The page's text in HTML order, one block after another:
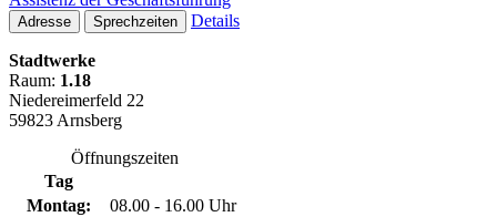
Adresse Sprechzeiten Details
Stadtwerke
Raum: 1.18
Niedereimerfeld 22
59823 Arnsberg
Öffnungszeiten
Tag
Montag:
08.00 - 16.00 Uhr